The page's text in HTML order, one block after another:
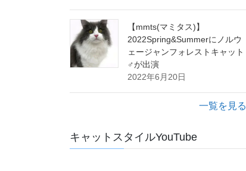
【mmts(マミタス)】
2022Spring&Summerにノルウ
ェージャンフォレストキャット
♂が出演
2022年6月20日
一覧を見る
キャットスタイルYouTube